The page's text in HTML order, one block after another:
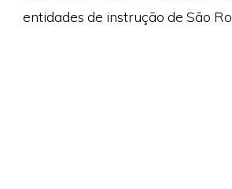
entidades de instrução de São